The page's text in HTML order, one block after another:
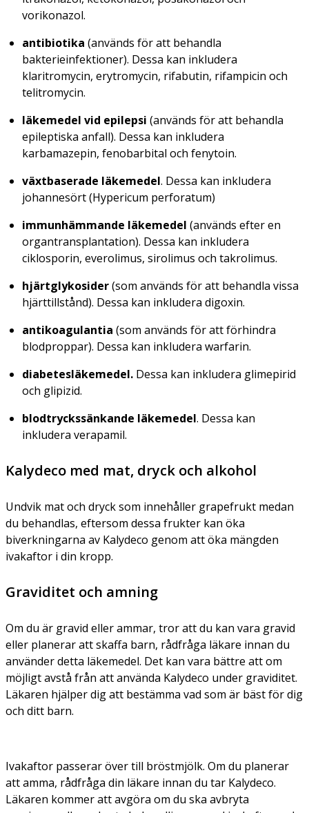
vorikonazol.
antibiotika (används för att behandla
bakterieinfektioner). Dessa kan inkludera
klaritromycin, erytromycin, rifabutin, rifampicin och
telitromycin.
läkemedel vid epilepsi (används för att behandla
epileptiska anfall). Dessa kan inkludera
karbamazepin, fenobarbital och fenytoin.
växtbaserade läkemedel. Dessa kan inkludera
johannesört (Hypericum perforatum)
immunhämmande läkemedel (används efter en
organtransplantation). Dessa kan inkludera
ciklosporin, everolimus, sirolimus och takrolimus.
hjärtglykosider(som används för att behandla vissa
hjärttillstånd). Dessa kan inkludera digoxin.
antikoagulantia (som används för att förhindra
blodproppar). Dessa kan inkludera warfarin.
diabetesläkemedel. Dessa kan inkludera glimepirid
och glipizid.
blodtryckssänkande läkemedel. Dessa kan
inkludera verapamil.
Kalydeco med mat, dryck och alkohol
Undvik mat och dryck som innehåller grapefrukt medan
du behandlas, eftersom dessa frukter kan öka
biverkningarna av Kalydeco genom att öka mängden
ivakaftor i din kropp.
Graviditet och amning
Om du är gravid eller ammar, tror att du kan vara gravid
eller planerar att skaffa barn, rådfråga läkare innan du
använder detta läkemedel. Det kan vara bättre att om
möjligt avstå från att använda Kalydeco under graviditet.
Läkaren hjälper dig att bestämma vad som är bäst för dig
och ditt barn.
Ivakaftor passerar över till bröstmjölk. Om du planerar
att amma, rådfråga din läkare innan du tar Kalydeco.
Läkaren kommer att avgöra om du ska avbryta